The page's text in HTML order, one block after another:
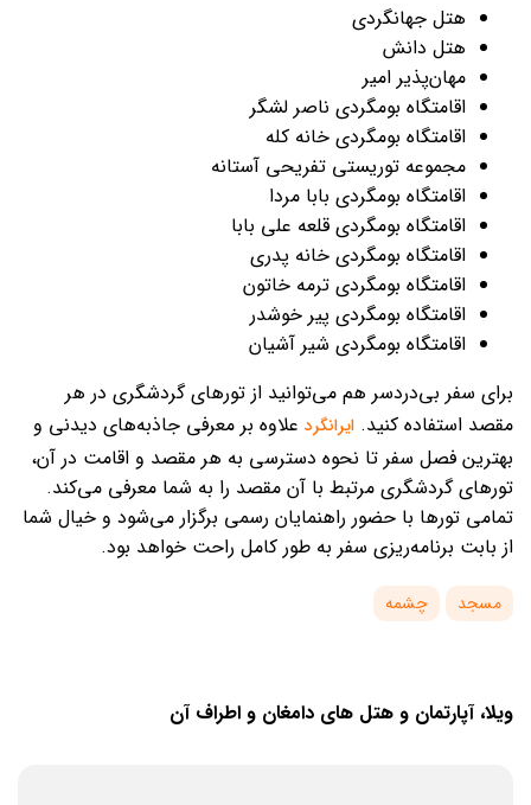
هتل جهانگردی
هتل دانش
مهان‌پذیر امیر
اقامتگاه بومگردی ناصر لشگر
اقامتگاه بومگردی خانه کله
مجموعه توریستی تفریحی آستانه
اقامتگاه بومگردی بابا مردا
اقامتگاه بومگردی قلعه علی بابا
اقامتگاه بومگردی خانه پدری
اقامتگاه بومگردی ترمه خاتون
اقامتگاه بومگردی پیر خوشدر
اقامتگاه بومگردی شیر آشیان
برای سفر بی‌دردسر هم می‌توانید از تورهای گردشگری در هر
مقصد استفاده کنید. ایرانگرد علاوه بر معرفی جاذبه‌های دیدنی و
بهترین فصل سفر تا نحوه دسترسی به هر مقصد و اقامت در آن،
تورهای گردشگری مرتبط با آن مقصد را به شما معرفی می‌کند.
تمامی تورها با حضور راهنمایان رسمی برگزار می‌شود و خیال شما
از بابت برنامه‌ریزی سفر به‌ طور کامل راحت خواهد بود.
مسجد چشمه
ویلا، آپارتمان و هتل های دامغان و اطراف آن